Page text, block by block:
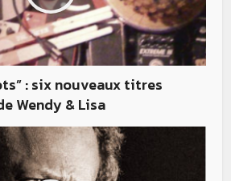
: six nouveaux titres
Wendy & Lisa